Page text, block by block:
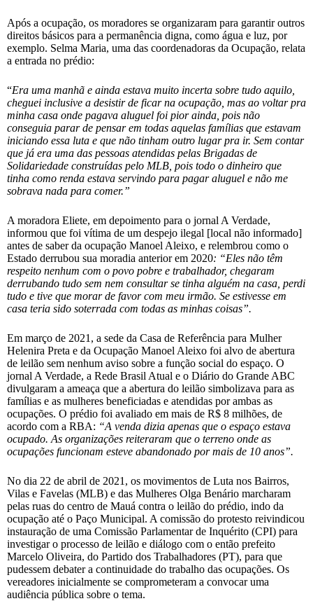
Após a ocupação, os moradores se organizaram para garantir outros
direitos básicos para a permanência digna, como água e luz, por
exemplo. Selma Maria, uma das coordenadoras da Ocupação, relata
a entrada no prédio:
“Era uma manhã e ainda estava muito incerta sobre tudo aquilo,
cheguei inclusive a desistir de ficar na ocupação, mas ao voltar pra
minha casa onde pagava aluguel foi pior ainda, pois não
conseguia parar de pensar em todas aquelas famílias que estavam
iniciando essa luta e que não tinham outro lugar pra ir. Sem contar
que já era uma das pessoas atendidas pelas Brigadas de
Solidariedade construídas pelo MLB, pois todo o dinheiro que
tinha como renda estava servindo para pagar aluguel e não me
sobrava nada para comer.”
A moradora Eliete, em depoimento para o jornal A Verdade,
informou que foi vítima de um despejo ilegal [local não informado]
antes de saber da ocupação Manoel Aleixo, e relembrou como o
Estado derrubou sua moradia anterior em 2020: “Eles não têm
respeito nenhum com o povo pobre e trabalhador, chegaram
derrubando tudo sem nem consultar se tinha alguém na casa, perdi
tudo e tive que morar de favor com meu irmão. Se estivesse em
casa teria sido soterrada com todas as minhas coisas”.
Em março de 2021, a sede da Casa de Referência para Mulher
Helenira Preta e da Ocupação Manoel Aleixo foi alvo de abertura
de leilão sem nenhum aviso sobre a função social do espaço. O
jornal A Verdade, a Rede Brasil Atual e o Diário do Grande ABC
divulgaram a ameaça que a abertura do leilão simbolizava para as
famílias e as mulheres beneficiadas e atendidas por ambas as
ocupações. O prédio foi avaliado em mais de R$ 8 milhões, de
acordo com a RBA: “A venda dizia apenas que o espaço estava
ocupado. As organizações reiteraram que o terreno onde as
ocupações funcionam esteve abandonado por mais de 10 anos”.
No dia 22 de abril de 2021, os movimentos de Luta nos Bairros,
Vilas e Favelas (MLB) e das Mulheres Olga Benário marcharam
pelas ruas do centro de Mauá contra o leilão do prédio, indo da
ocupação até o Paço Municipal. A comissão do protesto reivindicou
instauração de uma Comissão Parlamentar de Inquérito (CPI) para
investigar o processo de leilão e diálogo com o então prefeito
Marcelo Oliveira, do Partido dos Trabalhadores (PT), para que
pudessem debater a continuidade do trabalho das ocupações. Os
vereadores inicialmente se comprometeram a convocar uma
audiência pública sobre o tema.